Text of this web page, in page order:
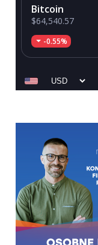
Bitcoin
$64,540.57
-0.55%